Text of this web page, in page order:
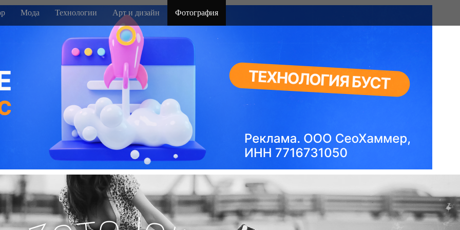
Мода Технологии Арт и дизайн Фотография